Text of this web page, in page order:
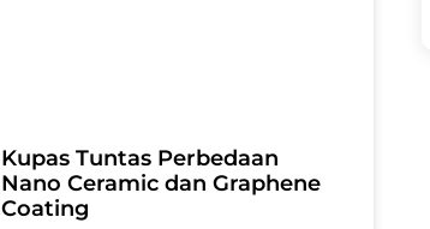
Kupas Tuntas Perbedaan
Nano Ceramic dan Graphene
Coating